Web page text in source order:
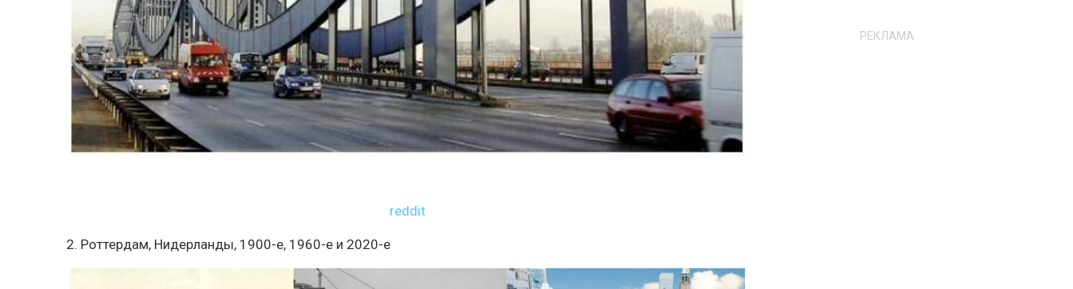
reddit
2. Роттердам, Нидерланды, 1900-е, 1960-е и 2020-е
РЕКЛАМА